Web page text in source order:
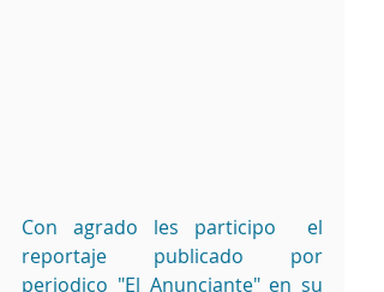
Con agrado les participo  el
reportaje publicado por
periodico "El Anunciante" en su